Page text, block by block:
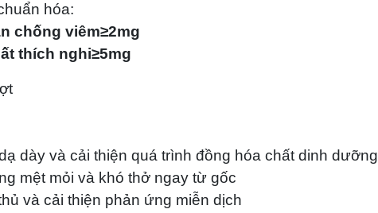
hóa:
chống viêm≥2mg
thích nghi≥5mg
dày và cải thiện quá trình đồng hóa chất dinh dưỡng
mệt mỏi và khó thở ngay từ gốc
và cải thiện phản ứng miễn dịch